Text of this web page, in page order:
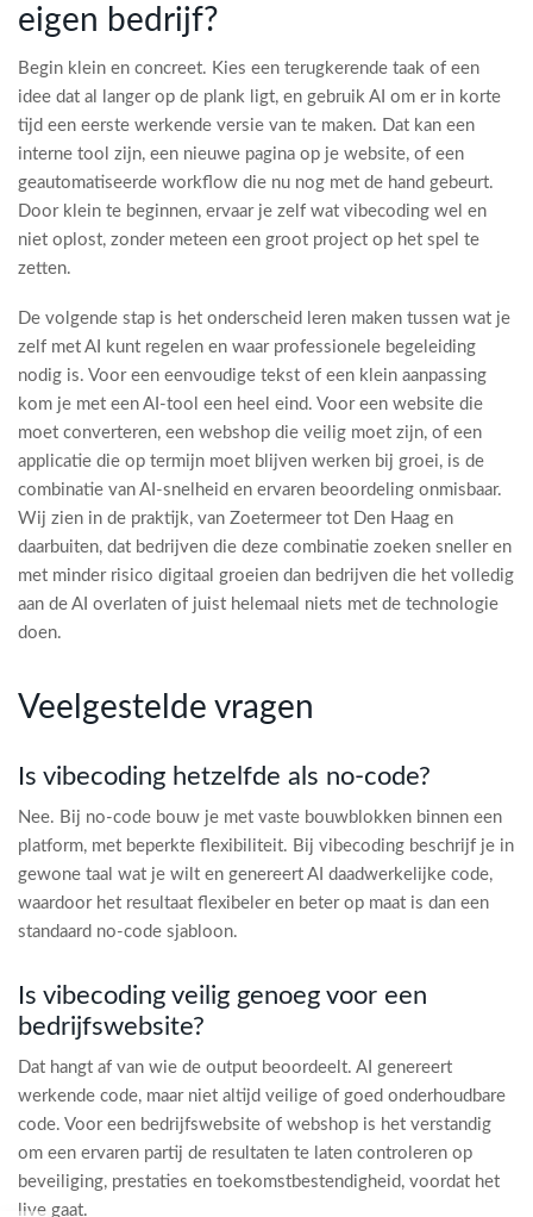
eigen bedrijf?
Begin klein en concreet. Kies een terugkerende taak of een
idee dat al langer op de plank ligt, en gebruik AI om er in korte
tijd een eerste werkende versie van te maken. Dat kan een
interne tool zijn, een nieuwe pagina op je website, of een
geautomatiseerde workflow die nu nog met de hand gebeurt.
Door klein te beginnen, ervaar je zelf wat vibecoding wel en
niet oplost, zonder meteen een groot project op het spel te
zetten.
De volgende stap is het onderscheid leren maken tussen wat je
zelf met AI kunt regelen en waar professionele begeleiding
nodig is. Voor een eenvoudige tekst of een klein aanpassing
kom je met een AI-tool een heel eind. Voor een website die
moet converteren, een webshop die veilig moet zijn, of een
applicatie die op termijn moet blijven werken bij groei, is de
combinatie van AI-snelheid en ervaren beoordeling onmisbaar.
Wij zien in de praktijk, van Zoetermeer tot Den Haag en
daarbuiten, dat bedrijven die deze combinatie zoeken sneller en
met minder risico digitaal groeien dan bedrijven die het volledig
aan de AI overlaten of juist helemaal niets met de technologie
doen.
Veelgestelde vragen
Is vibecoding hetzelfde als no-code?
Nee. Bij no-code bouw je met vaste bouwblokken binnen een
platform, met beperkte flexibiliteit. Bij vibecoding beschrijf je in
gewone taal wat je wilt en genereert AI daadwerkelijke code,
waardoor het resultaat flexibeler en beter op maat is dan een
standaard no-code sjabloon.
Is vibecoding veilig genoeg voor een
bedrijfswebsite?
Dat hangt af van wie de output beoordeelt. AI genereert
werkende code, maar niet altijd veilige of goed onderhoudbare
code. Voor een bedrijfswebsite of webshop is het verstandig
om een ervaren partij de resultaten te laten controleren op
beveiliging, prestaties en toekomstbestendigheid, voordat het
live gaat.